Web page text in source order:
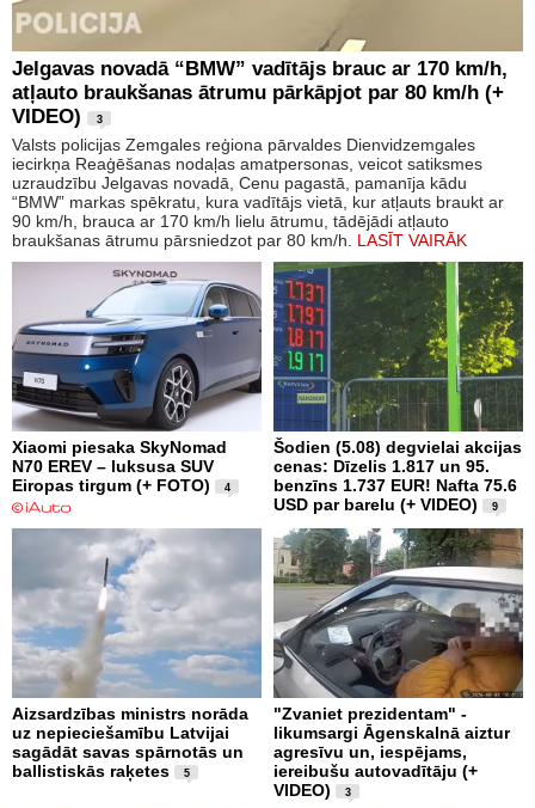
Jelgavas novadā “BMW” vadītājs brauc ar 170 km/h,
atļauto braukšanas ātrumu pārkāpjot par 80 km/h (+
VIDEO)
3
Valsts policijas Zemgales reģiona pārvaldes Dienvidzemgales
iecirkņa Reaģēšanas nodaļas amatpersonas, veicot satiksmes
uzraudzību Jelgavas novadā, Cenu pagastā, pamanīja kādu
“BMW” markas spēkratu, kura vadītājs vietā, kur atļauts braukt ar
90 km/h, brauca ar 170 km/h lielu ātrumu, tādējādi atļauto
braukšanas ātrumu pārsniedzot par 80 km/h. LASĪT VAIRĀK
Xiaomi piesaka SkyNomad
N70 EREV – luksusa SUV
Eiropas tirgum (+ FOTO)
4
Šodien (5.08) degvielai akcijas
cenas: Dīzelis 1.817 un 95.
benzīns 1.737 EUR! Nafta 75.6
USD par barelu (+ VIDEO)
9
Aizsardzības ministrs norāda
uz nepieciešamību Latvijai
sagādāt savas spārnotās un
ballistiskās raķetes
5
"Zvaniet prezidentam" -
likumsargi Āgenskalnā aiztur
agresīvu un, iespējams,
iereibušu autovadītāju (+
VIDEO)
3